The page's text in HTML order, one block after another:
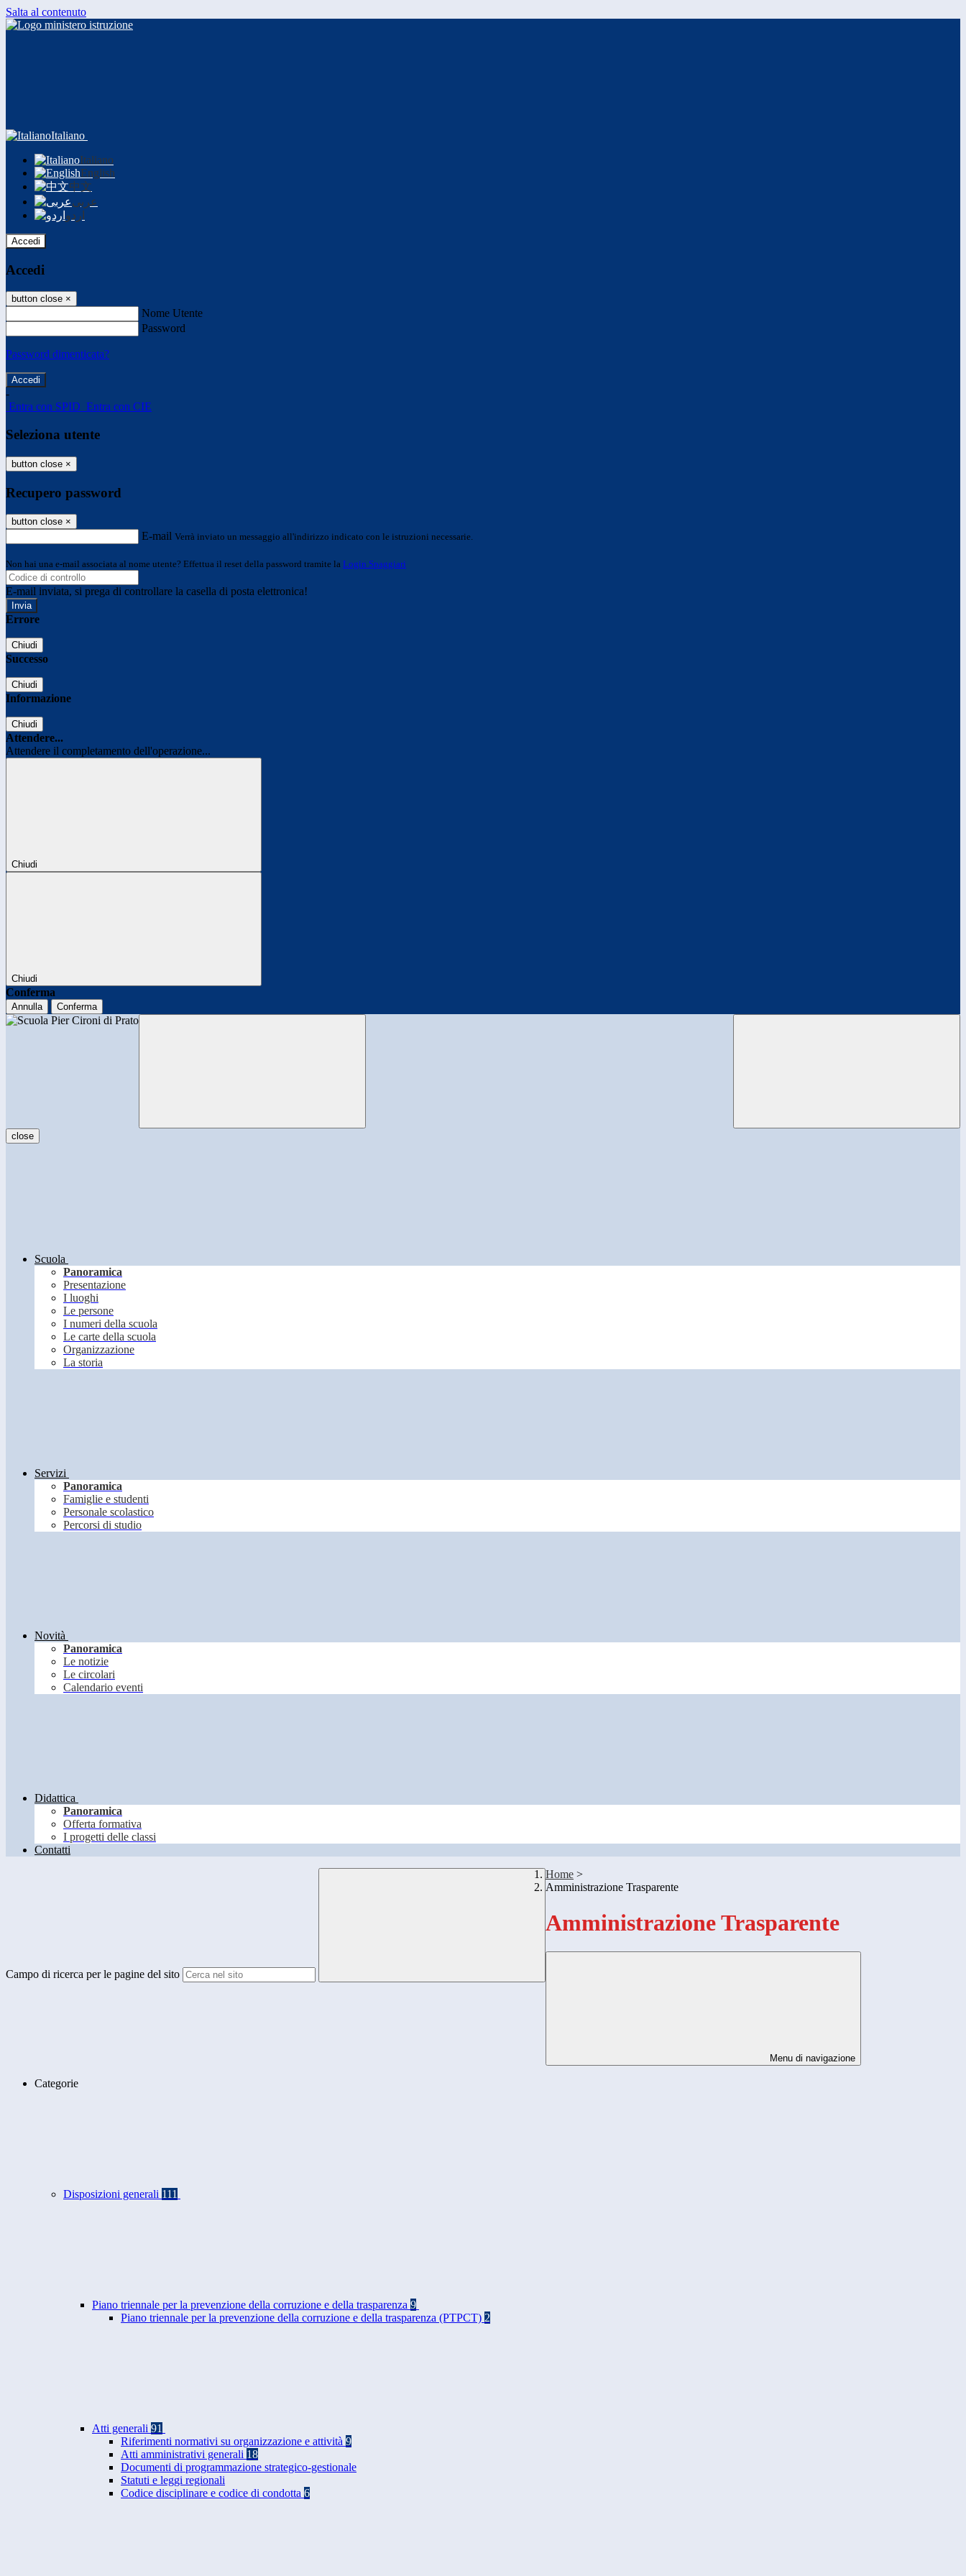
Salta al contenuto
Italiano
Italiano
English
中文
عربى
اردو
Accedi
Accedi
button close ×
Nome Utente
Password
Password dimenticata?
-
Entra con SPID Entra con CIE
Seleziona utente
button close ×
Recupero password
button close ×
E-mail Verrà inviato un messaggio all'indirizzo indicato con le istruzioni necessarie.
Non hai una e-mail associata al nome utente? Effettua il reset della password tramite la Login Spaggiari
E-mail inviata, si prega di controllare la casella di posta elettronica!
Errore
Chiudi
Successo
Chiudi
Informazione
Chiudi
Attendere...
Attendere il completamento dell'operazione...
Chiudi
Chiudi
Conferma
Annulla Conferma
close
Scuola
Panoramica
Presentazione
I luoghi
Le persone
I numeri della scuola
Le carte della scuola
Organizzazione
La storia
Servizi
Panoramica
Famiglie e studenti
Personale scolastico
Percorsi di studio
Novità
Panoramica
Le notizie
Le circolari
Calendario eventi
Didattica
Panoramica
Offerta formativa
I progetti delle classi
Contatti
Campo di ricerca per le pagine del sito
Home >
Amministrazione Trasparente
Amministrazione Trasparente
Menu di navigazione
Categorie
Disposizioni generali 111
Piano triennale per la prevenzione della corruzione e della trasparenza 9
Piano triennale per la prevenzione della corruzione e della trasparenza (PTPCT) 2
Atti generali 91
Riferimenti normativi su organizzazione e attività 9
Atti amministrativi generali 18
Documenti di programmazione strategico-gestionale
Statuti e leggi regionali
Codice disciplinare e codice di condotta 6